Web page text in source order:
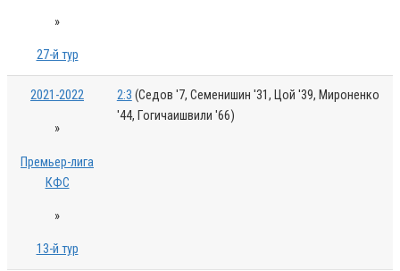
»
27-й тур
2021-2022
»
Премьер-лига
КФС
»
13-й тур
2:3 (Седов '7, Семенишин '31, Цой '39, Мироненко
'44, Гогичаишвили '66)